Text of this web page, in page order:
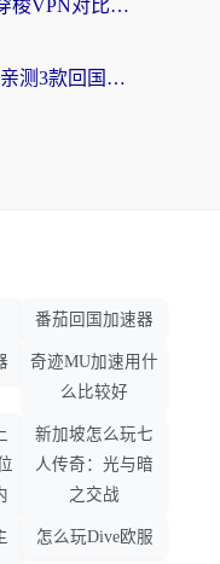
Quickback VPN好用吗？和穿梭VPN对比哪个回国效果更好？海外党必看的真实测评与选择指南
穿梭和快喵好用吗？海外党亲测3款回国加速器，附日本回国VPN避坑指南
番茄回国加速器
奇迹MU加速用什
么比较好
新加坡怎么玩七
人传奇：光与暗
之交战
怎么玩Dive欧服